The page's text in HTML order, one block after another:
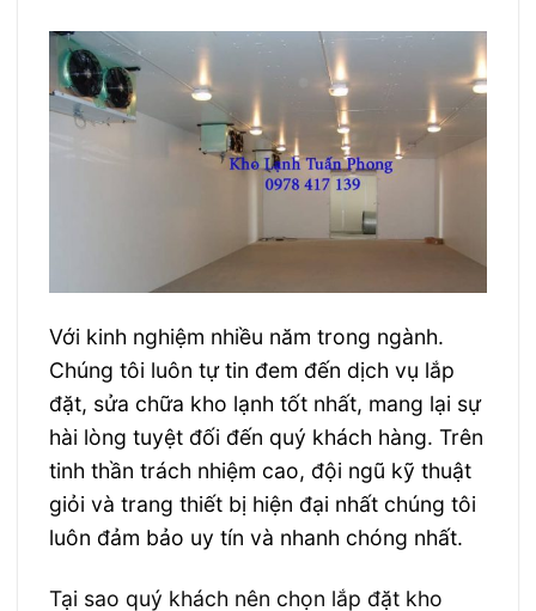
Với kinh nghiệm nhiều năm trong ngành.
Chúng tôi luôn tự tin đem đến dịch vụ lắp
đặt, sửa chữa kho lạnh tốt nhất, mang lại sự
hài lòng tuyệt đối đến quý khách hàng. Trên
tinh thần trách nhiệm cao, đội ngũ kỹ thuật
giỏi và trang thiết bị hiện đại nhất chúng tôi
luôn đảm bảo uy tín và nhanh chóng nhất.
Tại sao quý khách nên chọn lắp đặt kho